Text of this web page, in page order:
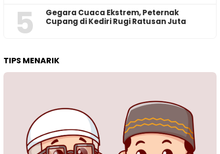
5
‎Gegara Cuaca Ekstrem, Peternak
Cupang di Kediri Rugi Ratusan Juta
TIPS MENARIK